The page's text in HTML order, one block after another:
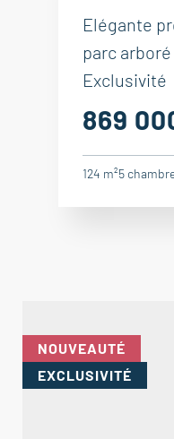
Elégante
parc
Exclusivité
869
124 m²5
NOUVEAUTÉ
EXCLUSIVITÉ